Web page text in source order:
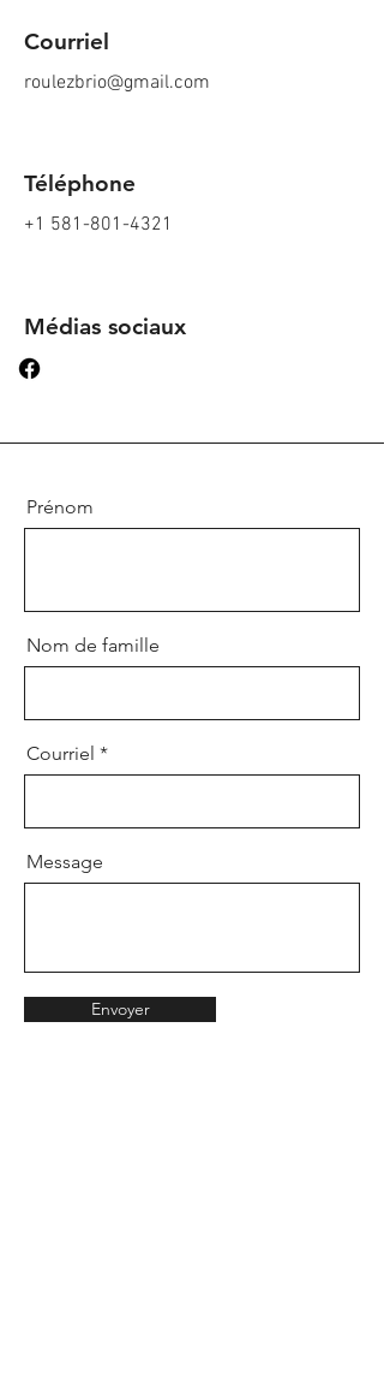
Courriel
roulezbrio@gmail.com
Téléphone
+1 581-801-4321
Médias sociaux
Prénom
Nom de famille
Courriel
Message
Envoyer